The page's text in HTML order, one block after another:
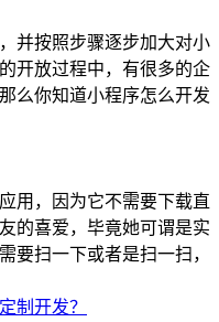
并按照步骤逐步加大对小
开放过程中，有很多的企
么你知道小程序怎么开发
用，因为它不需要下载直
的喜爱，毕竟她可谓是实
要扫一下或者是扫一扫，
制开发？